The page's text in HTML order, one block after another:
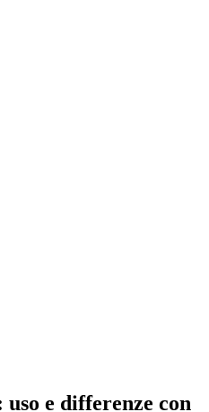
e differenze con